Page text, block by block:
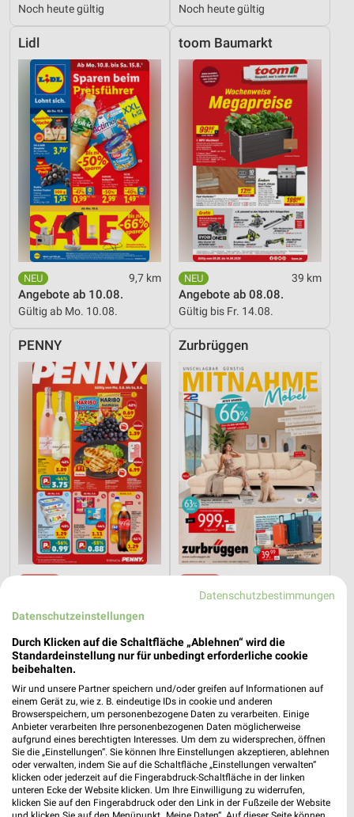
Noch heute gültig Noch heute gültig
Lidl
9,7 km
Angebote ab 10.08.
Gültig ab Mo. 10.08.
toom Baumarkt
39 km
Angebote ab 08.08.
Gültig bis Fr. 14.08.
PENNY
Noch heute gültig
Zurbrüggen
Angebote ab 11.07.
XXXLutz XXXLutz
Datenschutzbestimmungen
Datenschutzeinstellungen
Durch Klicken auf die Schaltfläche „Ablehnen“ wird die
Standardeinstellung nur für unbedingt erforderliche cookie
beibehalten.
Wir und unsere Partner speichern und/oder greifen auf Informationen auf
einem Gerät zu, wie z. B. eindeutige IDs in cookie und anderen
Browserspeichern, um personenbezogene Daten zu verarbeiten. Einige
Anbieter verarbeiten Ihre personenbezogenen Daten möglicherweise
aufgrund eines berechtigten Interesses. Um dem zu widersprechen, öffnen
Sie die „Einstellungen“. Sie können Ihre Einstellungen akzeptieren, ablehnen
oder verwalten, indem Sie auf die Schaltfläche „Einstellungen verwalten“
klicken oder jederzeit auf die Fingerabdruck-Schaltfläche in der linken
unteren Ecke der Website klicken. Um Ihre Einwilligung zu widerrufen,
klicken Sie auf den Fingerabdruck oder den Link in der Fußzeile der Website